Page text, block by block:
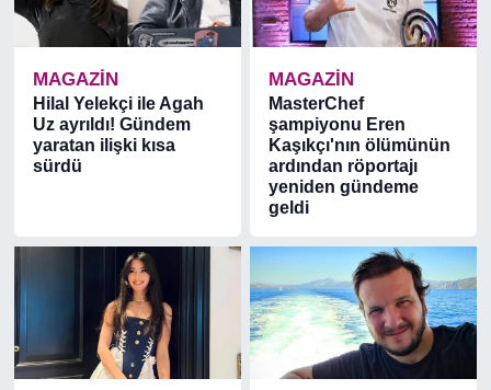
MAGAZİN
Hilal Yelekçi ile Agah
Uz ayrıldı! Gündem
yaratan ilişki kısa
sürdü
MAGAZİN
MasterChef
şampiyonu Eren
Kaşıkçı'nın ölümünün
ardından röportajı
yeniden gündeme
geldi